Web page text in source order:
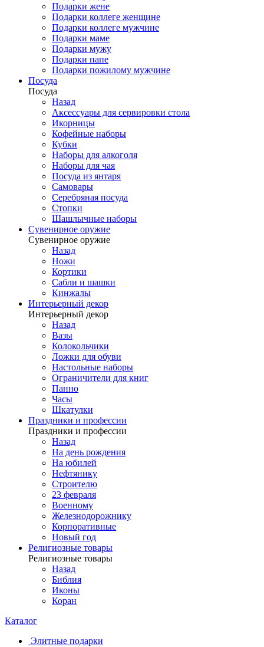
Подарки жене
Подарки коллеге женщине
Подарки коллеге мужчине
Подарки маме
Подарки мужу
Подарки папе
Подарки пожилому мужчине
Посуда
Посуда
Назад
Аксессуары для сервировки стола
Икорницы
Кофейные наборы
Кубки
Наборы для алкоголя
Наборы для чая
Посуда из янтаря
Самовары
Серебряная посуда
Стопки
Шашлычные наборы
Сувенирное оружие
Сувенирное оружие
Назад
Ножи
Кортики
Сабли и шашки
Кинжалы
Интерьерный декор
Интерьерный декор
Назад
Вазы
Колокольчики
Ложки для обуви
Настольные наборы
Ограничители для книг
Панно
Часы
Шкатулки
Праздники и профессии
Праздники и профессии
Назад
На день рождения
На юбилей
Нефтянику
Строителю
23 февраля
Военному
Железнодорожнику
Корпоративные
Новый год
Религиозные товары
Религиозные товары
Назад
Библия
Иконы
Коран
Каталог
Элитные подарки